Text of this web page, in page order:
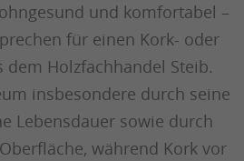
und komfortabel –
für einen Kork- oder
Holzfachhandel Steib.
insbesondere durch seine
Lebensdauer sowie durch
während Kork vor